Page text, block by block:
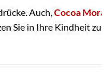
Auch,Cocoa
Sie in Ihre Kindheit